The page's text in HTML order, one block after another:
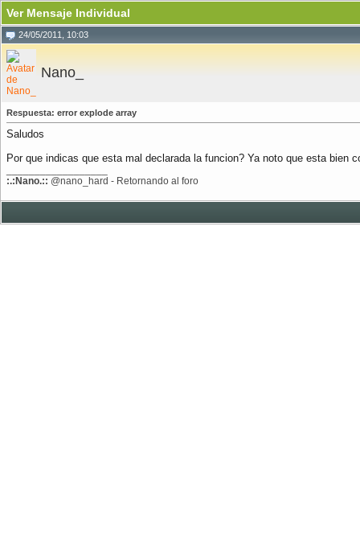
Ver Mensaje Individual
24/05/2011, 10:03
Nano_
Respuesta: error explode array
Saludos
Por que indicas que esta mal declarada la funcion? Ya noto que esta bien
:.:Nano.:: @nano_hard - Retornando al foro